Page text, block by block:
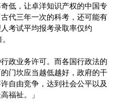
低，让卓洋知识产权的中国专
代三年一次的科考，还可能有
考试平均报考录取率仅约
政业务许可。而各国行政法的
门坎应当越低越好，政府的干
自由竞争，达到社会公平以及
福祉。」